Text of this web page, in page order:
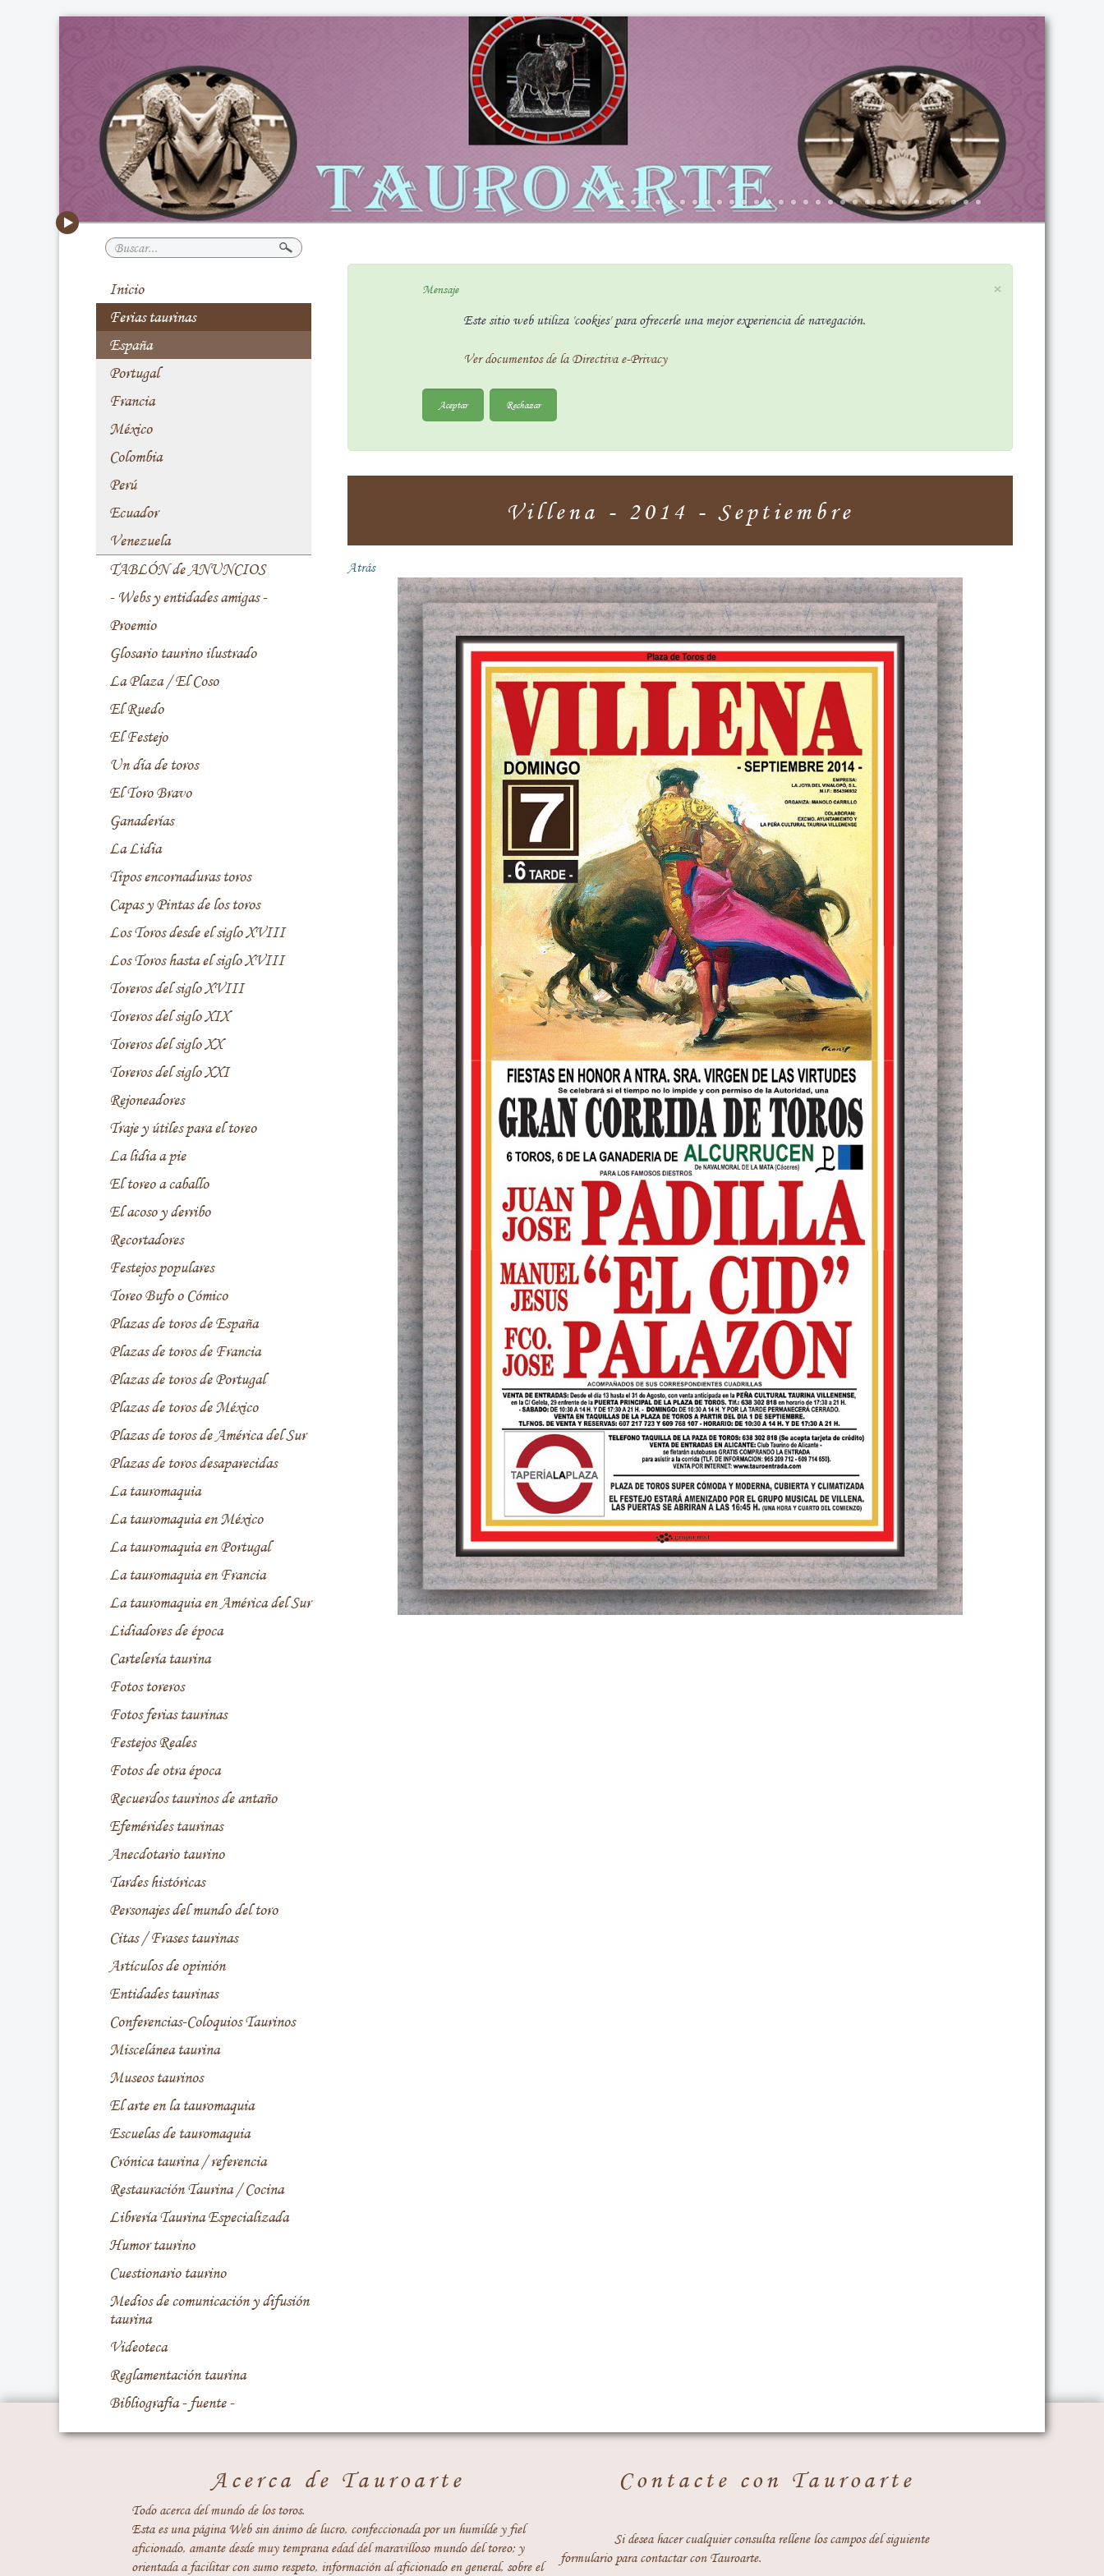
Buscar...
Inicio
Ferias taurinas
España
Portugal
Francia
México
Colombia
Perú
Ecuador
Venezuela
TABLÓN de ANUNCIOS
- Webs y entidades amigas -
Proemio
Glosario taurino ilustrado
La Plaza / El Coso
El Ruedo
El Festejo
Un día de toros
El Toro Bravo
Ganaderías
La Lidia
Tipos encornaduras toros
Capas y Pintas de los toros
Los Toros desde el siglo XVIII
Los Toros hasta el siglo XVIII
Toreros del siglo XVIII
Toreros del siglo XIX
Toreros del siglo XX
Toreros del siglo XXI
Rejoneadores
Traje y útiles para el toreo
La lidia a pie
El toreo a caballo
El acoso y derribo
Recortadores
Festejos populares
Toreo Bufo o Cómico
Plazas de toros de España
Plazas de toros de Francia
Plazas de toros de Portugal
Plazas de toros de México
Plazas de toros de América del Sur
Plazas de toros desaparecidas
La tauromaquia
La tauromaquia en México
La tauromaquia en Portugal
La tauromaquia en Francia
La tauromaquia en América del Sur
Lidiadores de época
Cartelería taurina
Fotos toreros
Fotos ferias taurinas
Festejos Reales
Fotos de otra época
Recuerdos taurinos de antaño
Efemérides taurinas
Anecdotario taurino
Tardes históricas
Personajes del mundo del toro
Citas / Frases taurinas
Artículos de opinión
Entidades taurinas
Conferencias-Coloquios Taurinos
Miscelánea taurina
Museos taurinos
El arte en la tauromaquia
Escuelas de tauromaquia
Crónica taurina / referencia
Restauración Taurina / Cocina
Librería Taurina Especializada
Humor taurino
Cuestionario taurino
Medios de comunicación y difusión
taurina
Videoteca
Reglamentación taurina
Bibliografía - fuente -
×
Mensaje
Este sitio web utiliza 'cookies' para ofrecerle una mejor experiencia de navegación.
Ver documentos de la Directiva e-Privacy
Aceptar Rechazar
Villena - 2014 - Septiembre
Atrás
Acerca de Tauroarte
Todo acerca del mundo de los toros.
Esta es una página Web sin ánimo de lucro, confeccionada por un humilde y fiel
aficionado, amante desde muy temprana edad del maravilloso mundo del toreo; y
orientada a facilitar con sumo respeto, información al aficionado en general, sobre el
Contacte con Tauroarte
Si desea hacer cualquier consulta rellene los campos del siguiente
formulario para contactar con Tauroarte.